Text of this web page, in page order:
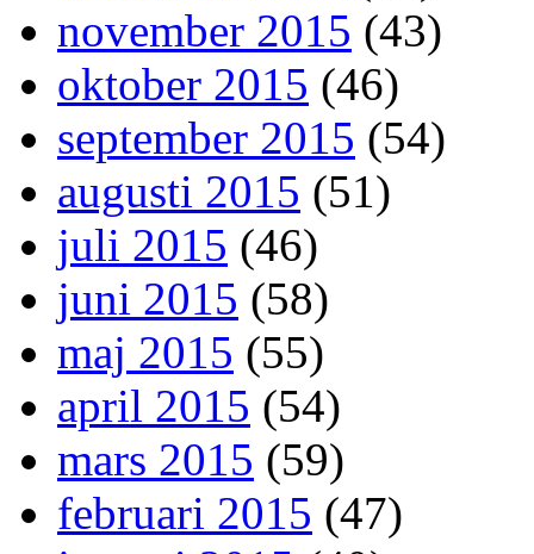
november 2015 (43)
oktober 2015 (46)
september 2015 (54)
augusti 2015 (51)
juli 2015 (46)
juni 2015 (58)
maj 2015 (55)
april 2015 (54)
mars 2015 (59)
februari 2015 (47)